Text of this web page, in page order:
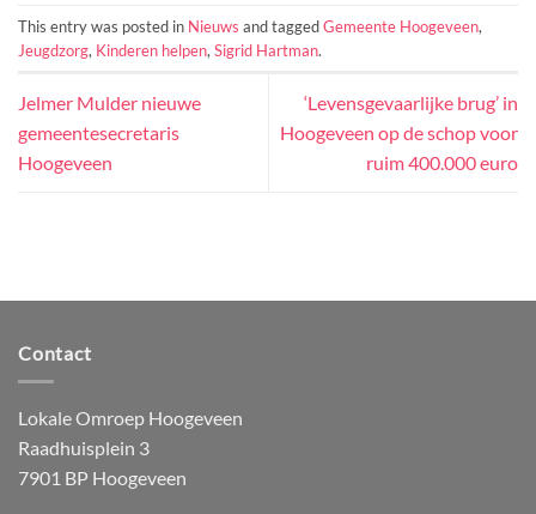
This entry was posted in Nieuws and taggedGemeente Hoogeveen,
Jeugdzorg, Kinderen helpen, Sigrid Hartman.
Jelmer Mulder nieuwe
gemeentesecretaris
Hoogeveen
‘Levensgevaarlijke brug’ in
Hoogeveen op de schop voor
ruim 400.000 euro
Contact
Lokale Omroep Hoogeveen
Raadhuisplein 3
7901 BP Hoogeveen